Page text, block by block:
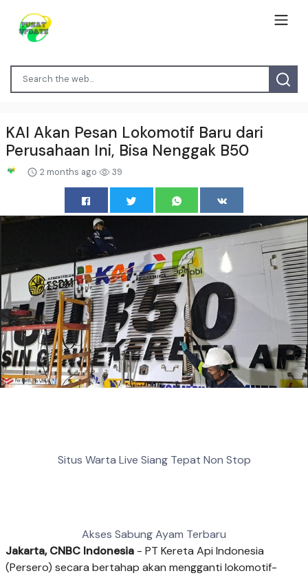
KAI Akan Pesan Lokomotif Baru dari
Perusahaan Ini, Bisa Nenggak B50
2 months ago 39
Situs Warta Live Siang Tepat Non Stop
Akses Sabung Ayam Terbaru
Jakarta, CNBC Indonesia - PT Kereta Api Indonesia
(Persero) secara bertahap akan mengganti lokomotif-